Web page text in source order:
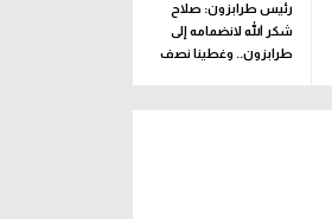
رئيس طرابزون: صلاح
شكر الله لانضمامه إلى
طرابزون.. وغطينا نصف